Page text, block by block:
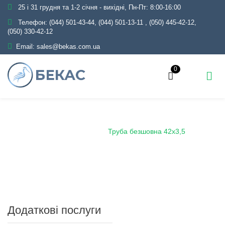
25 і 31 грудня та 1-2 січня - вихідні, Пн-Пт: 8:00-16:00
Телефон: (044) 501-43-44, (044) 501-13-11 , (050) 445-42-12,
(050) 330-42-12
Email: sales@bekas.com.ua
0
Труба безшовна 42х3,5
Додаткові послуги